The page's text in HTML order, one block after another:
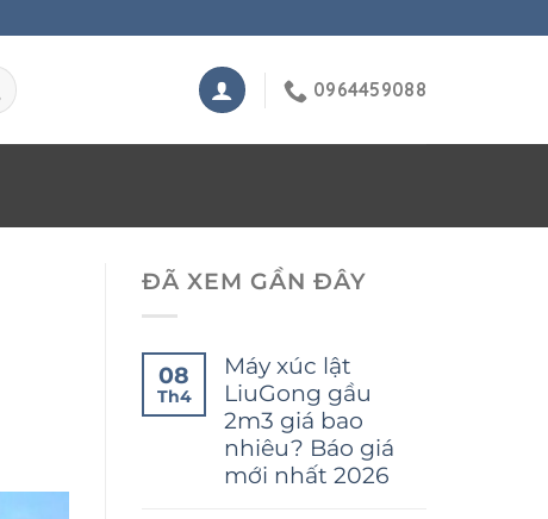
0964459088
ĐÃ XEM GẦN ĐÂY
08
Th4
Máy xúc lật
LiuGong gầu
2m3 giá bao
nhiêu? Báo giá
mới nhất 2026